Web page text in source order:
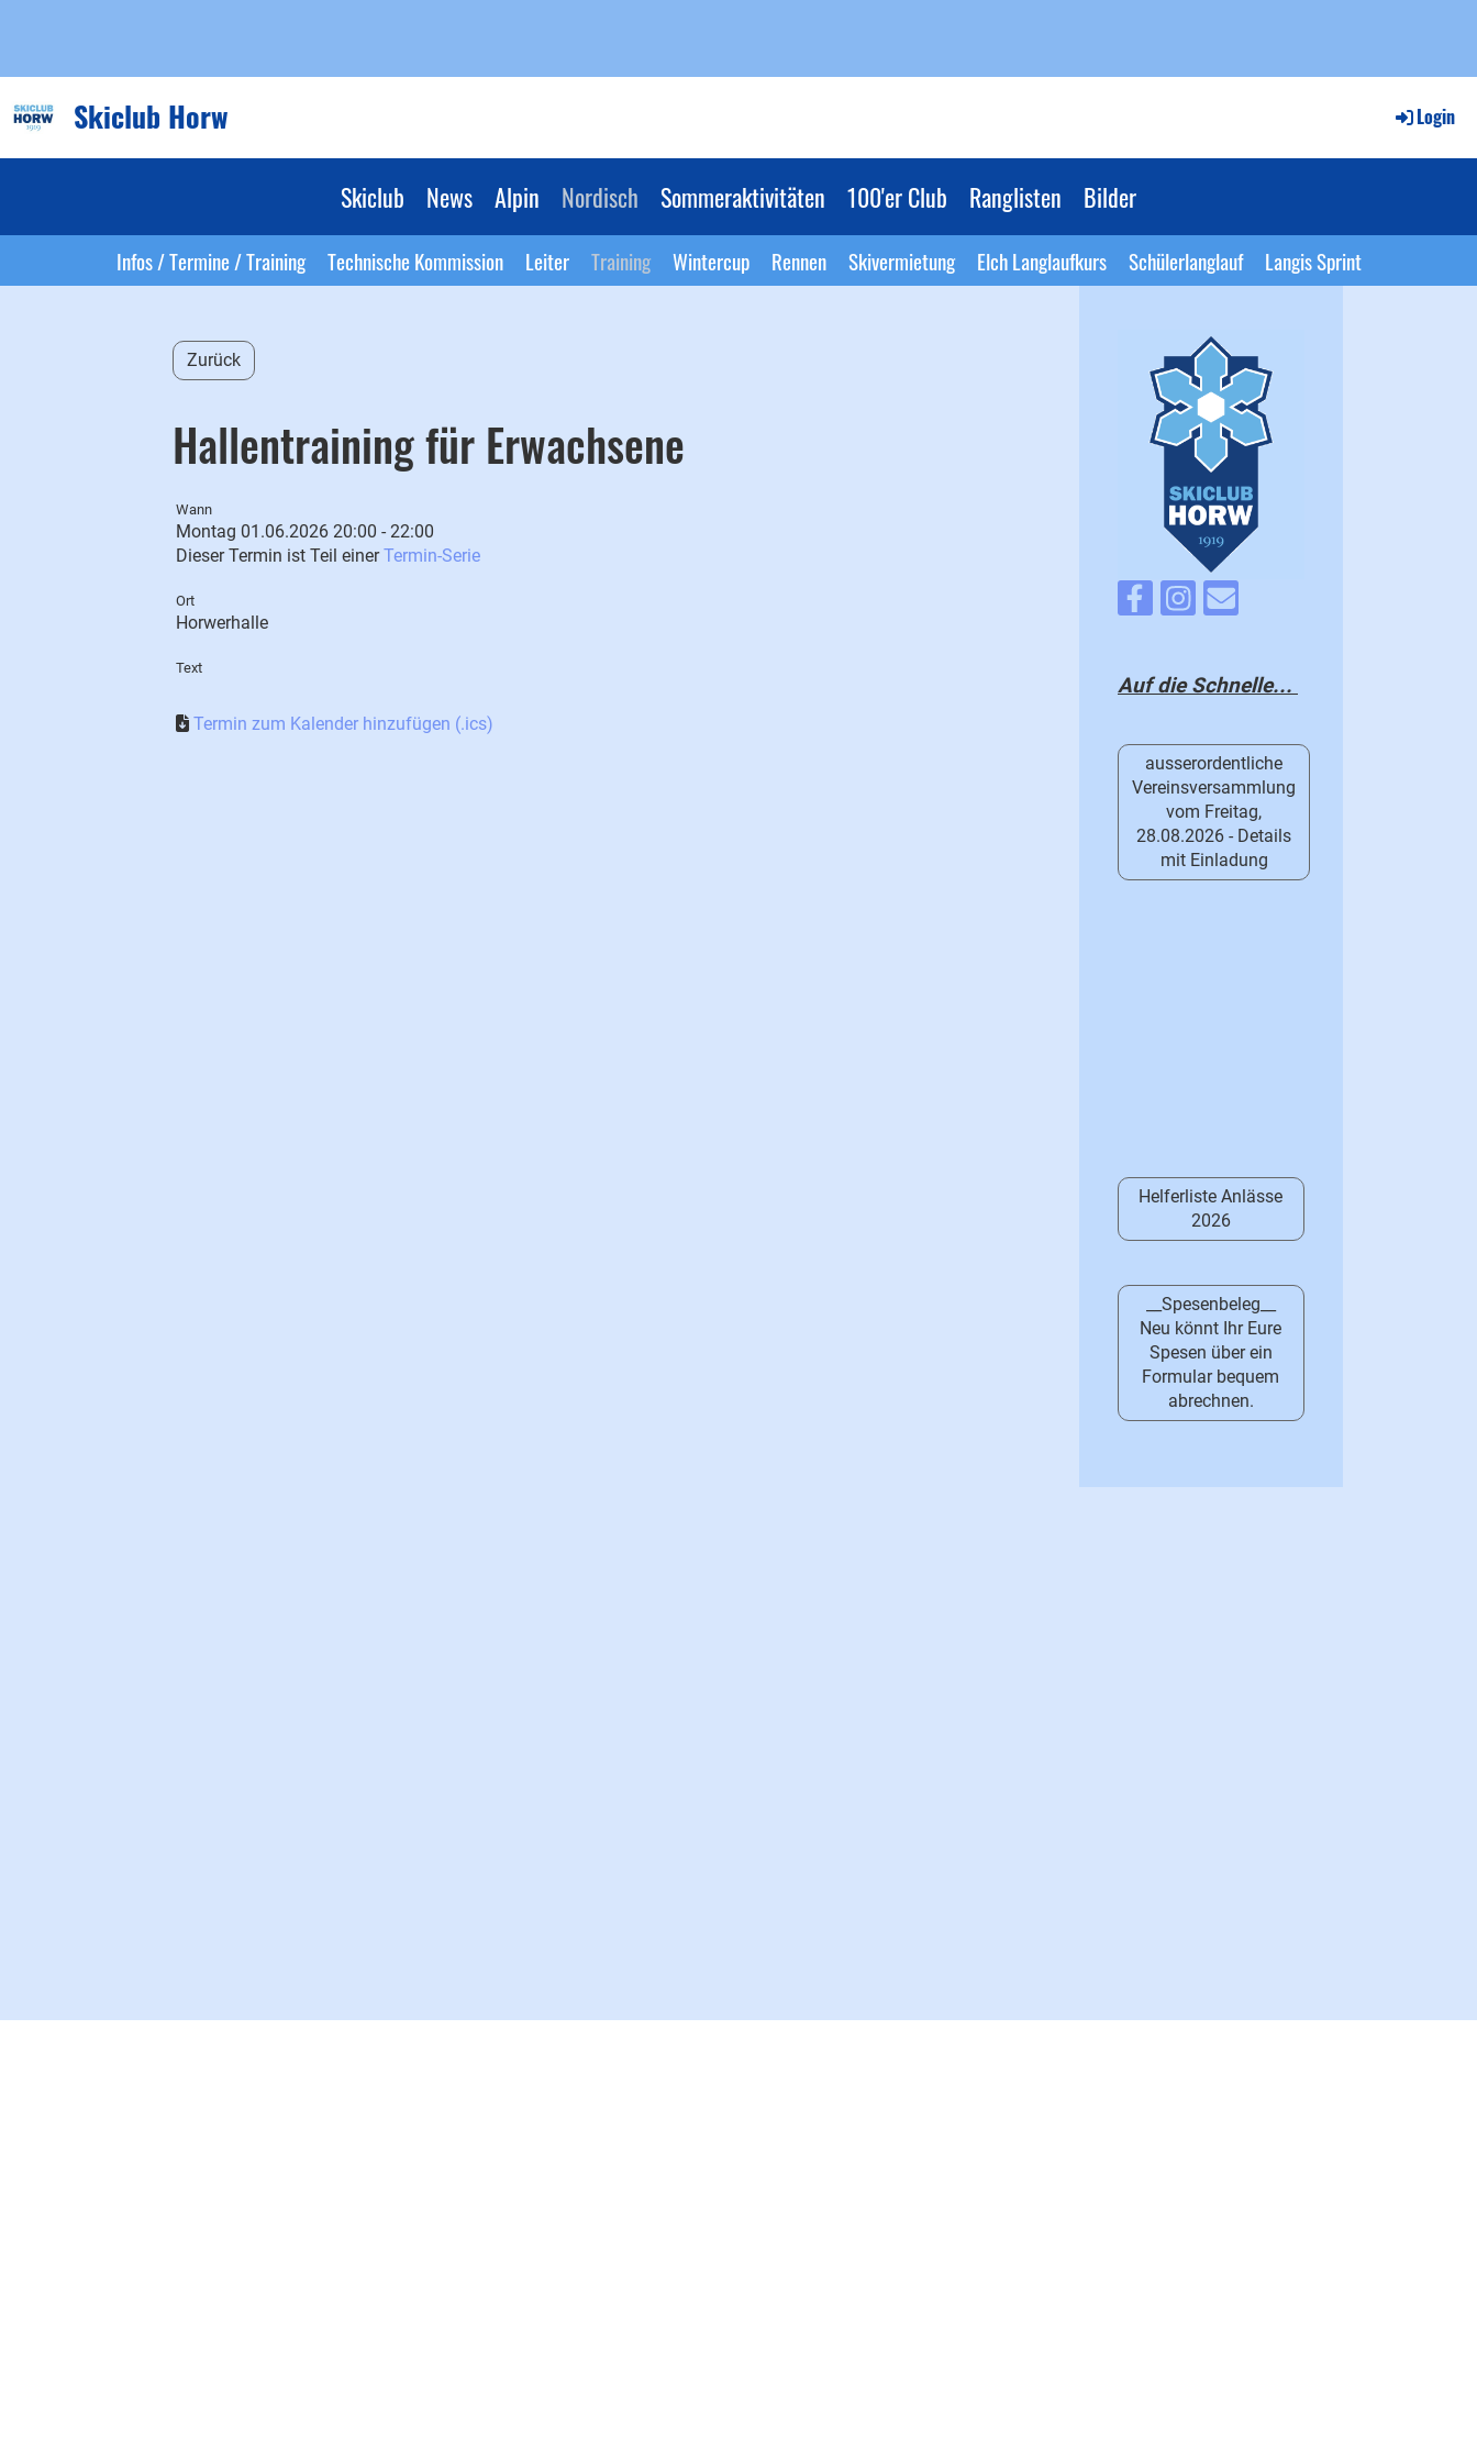
Skiclub Horw Login
Skiclub News Alpin Nordisch Sommeraktivitäten 100'er Club Ranglisten Bilder
Infos / Termine / Training Technische Kommission Leiter Training Wintercup Rennen Skivermietung Elch Langlaufkurs Schülerlanglauf Langis Sprint
Zurück
Hallentraining für Erwachsene
Wann
Montag 01.06.2026 20:00 - 22:00
Dieser Termin ist Teil einerTermin-Serie
Ort
Horwerhalle
Text
Termin zum Kalender hinzufügen (.ics)
Auf die Schnelle...
ausserordentliche
Vereinsversammlung
vom Freitag,
28.08.2026 - Details
mit Einladung
Helferliste Anlässe
2026
__Spesenbeleg__
Neu könnt Ihr Eure
Spesen über ein
Formular bequem
abrechnen.